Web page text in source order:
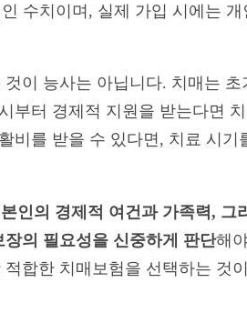
수치이며, 실제 가입 시에는 개
이 능사는 아닙니다. 치매는 초
부터 경제적 지원을 받는다면 치
비를 받을 수 있다면, 치료 시기
본인의 경제적 여건과 가족력, 그
의 필요성을 신중하게 판단해
합한 치매보험을 선택하는 것